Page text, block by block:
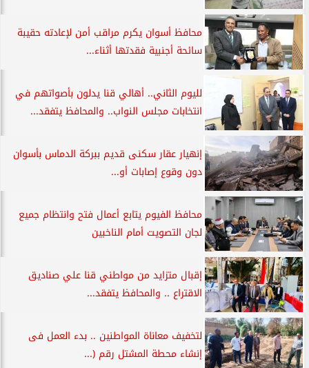
محافظ أسوان يكرم مراقب أمن لإعادته حقيبة
سائحة أجنبية فقدتها أثناء...
لليوم الثاني.. أهالي قنا يدلون بأصواتهم في
انتخابات مجلس النواب.. والمحافظ يتفقد...
إنهيار عقار سكنى قديم ببركة الدماس بأسوان
دون وقوع إصابات أو...
محافظ الفيوم يتابع أعمال فتح وانتظام جميع
لجان التصويت أمام الناخبين
إقبال متزايد من مواطني قنا علي صناديق
الاقتراع .. والمحافظ يتفقد...
لتخفيف معاناة المواطنين .. بدء العمل فى
إنشاء محطة المشتل رقم (...